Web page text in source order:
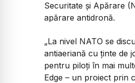
Securitate și Apărare
apărare antidronă.
„La nivel NATO se
antiaeriană cu ținte de
pentru piloți în mai
Edge – un proiect prin